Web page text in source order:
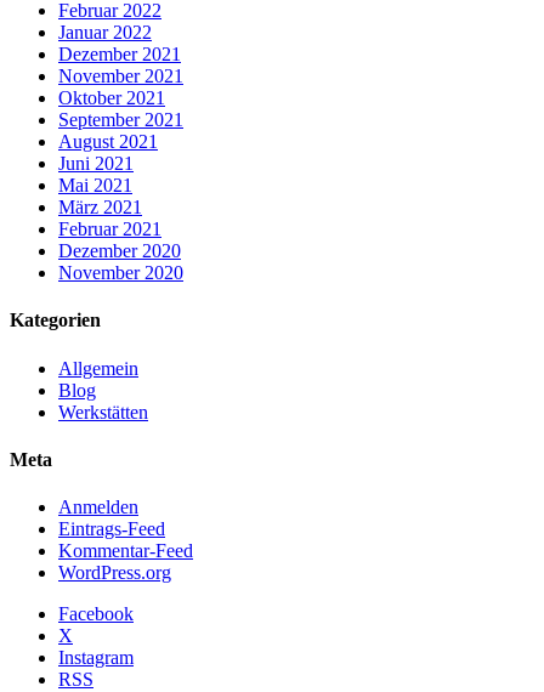
Februar 2022
Januar 2022
Dezember 2021
November 2021
Oktober 2021
September 2021
August 2021
Juni 2021
Mai 2021
März 2021
Februar 2021
Dezember 2020
November 2020
Kategorien
Allgemein
Blog
Werkstätten
Meta
Anmelden
Eintrags-Feed
Kommentar-Feed
WordPress.org
Facebook
X
Instagram
RSS